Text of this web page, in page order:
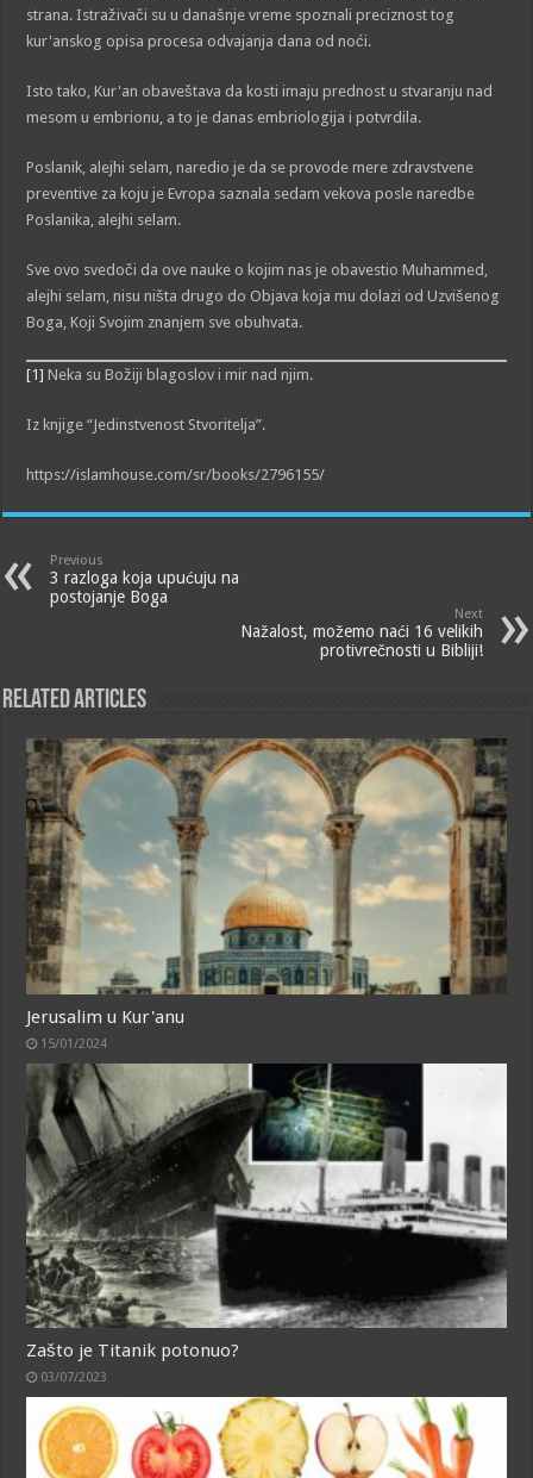
strana. Istraživači su u današnje vreme spoznali preciznost tog
kur'anskog opisa procesa odvajanja dana od noći.
Isto tako, Kur'an obaveštava da kosti imaju prednost u stvaranju nad
mesom u embrionu, a to je danas embriologija i potvrdila.
Poslanik, alejhi selam, naredio je da se provode mere zdravstvene
preventive za koju je Evropa saznala sedam vekova posle naredbe
Poslanika, alejhi selam.
Sve ovo svedoči da ove nauke o kojim nas je obavestio Muhammed,
alejhi selam, nisu ništa drugo do Objava koja mu dolazi od Uzvišenog
Boga, Koji Svojim znanjem sve obuhvata.
[1] Neka su Božiji blagoslov i mir nad njim.
Iz knjige “Jedinstvenost Stvoritelja”.
https://islamhouse.com/sr/books/2796155/
Previous
3 razloga koja upućuju na
postojanje Boga
Next
Nažalost, možemo naći 16 velikih
protivrečnosti u Bibliji!
Related Articles
Jerusalim u Kur'anu
15/01/2024
Zašto je Titanik potonuo?
03/07/2023